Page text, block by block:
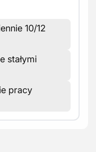
10/12
stałymi
pracy